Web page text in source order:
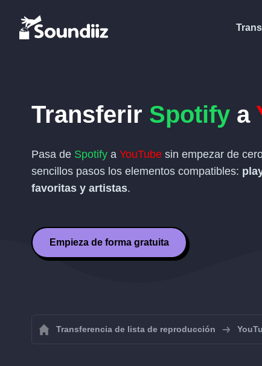
Transferir Spotify a
Pasa de Spotify a YouTube sin empezar de
sencillos pasos los elementos compatibles:
favoritas y artistas.
Empieza de forma gratuita
Transferencia de lista de reproducción